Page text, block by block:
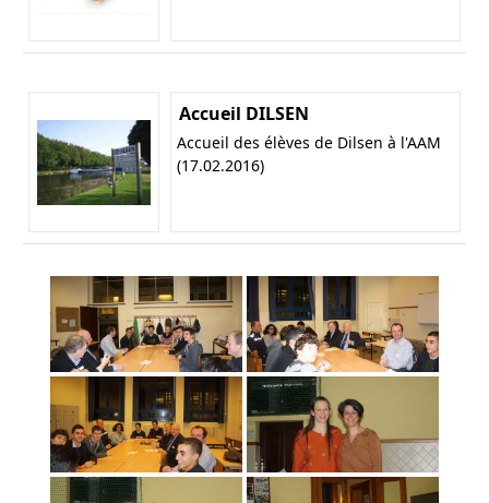
Accueil DILSEN
Accueil des élèves de Dilsen à l'AAM
(17.02.2016)